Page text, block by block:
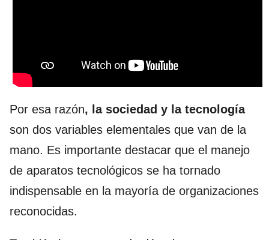
Por esa razón, la sociedad y la tecnología
son dos variables elementales que van de la
mano. Es importante destacar que el manejo
de aparatos tecnológicos se ha tornado
indispensable en la mayoría de organizaciones
reconocidas.